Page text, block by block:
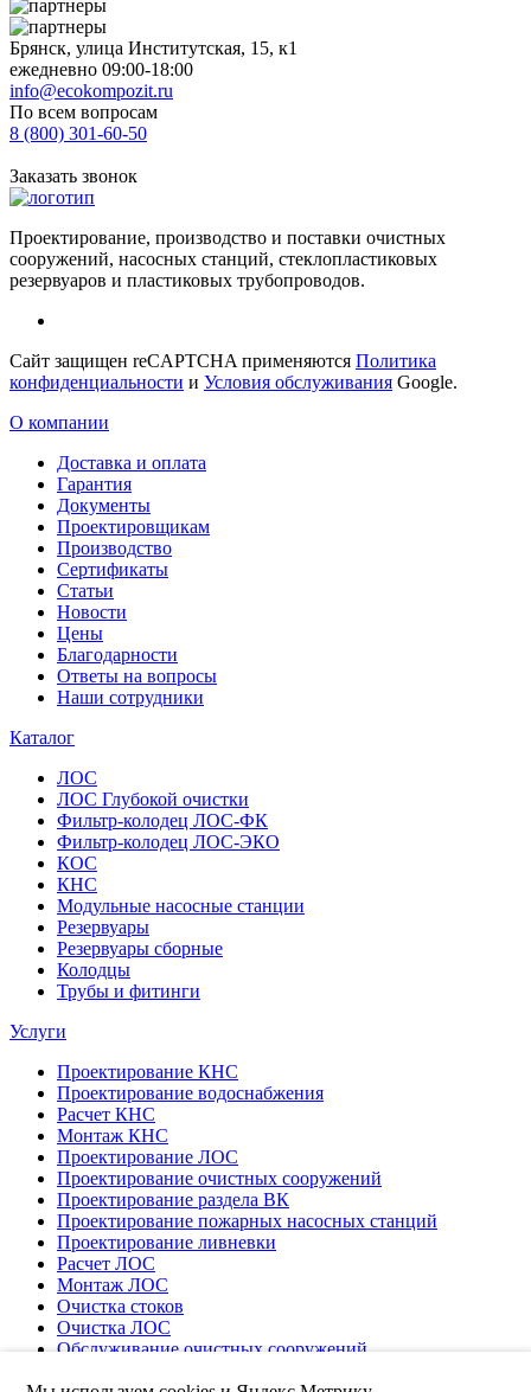
Брянск, улица Институтская, 15, к1
ежедневно 09:00-18:00
info@ecokompozit.ru
По всем вопросам
8 (800) 301-60-50
Заказать звонок
Проектирование, производство и поставки очистных
сооружений, насосных станций, стеклопластиковых
резервуаров и пластиковых трубопроводов.
Сайт защищен reCAPTCHA применяются Политика
конфиденциальности и Условия обслуживания Google.
О компании
Доставка и оплата
Гарантия
Документы
Проектировщикам
Производство
Сертификаты
Статьи
Новости
Цены
Благодарности
Ответы на вопросы
Наши сотрудники
Каталог
ЛОС
ЛОС Глубокой очистки
Фильтр-колодец ЛОС-ФК
Фильтр-колодец ЛОС-ЭКО
КОС
КНС
Модульные насосные станции
Резервуары
Резервуары сборные
Колодцы
Трубы и фитинги
Услуги
Проектирование КНС
Проектирование водоснабжения
Расчет КНС
Монтаж КНС
Проектирование ЛОС
Проектирование очистных сооружений
Проектирование раздела ВК
Проектирование пожарных насосных станций
Проектирование ливневки
Расчет ЛОС
Монтаж ЛОС
Очистка стоков
Очистка ЛОС
Обслуживание очистных сооружений